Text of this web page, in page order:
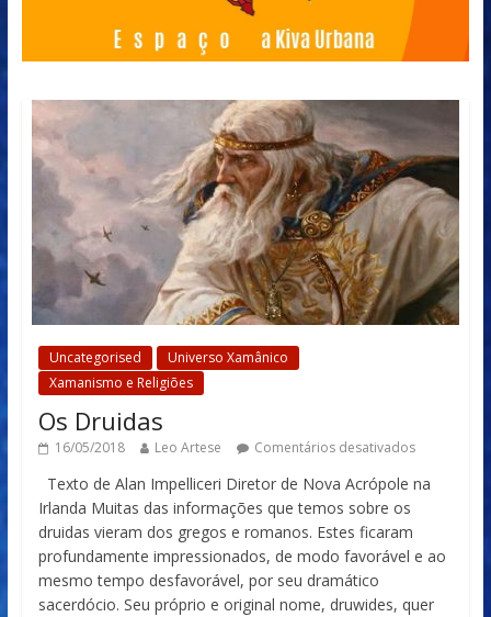
Uncategorised
Universo Xamânico
Xamanismo e Religiões
Os Druidas
16/05/2018 Leo Artese Comentários desativados
Texto de Alan Impelliceri Diretor de Nova Acrópole na
Irlanda Muitas das informações que temos sobre os
druidas vieram dos gregos e romanos. Estes ficaram
profundamente impressionados, de modo favorável e ao
mesmo tempo desfavorável, por seu dramático
sacerdócio. Seu próprio e original nome, druwides, quer